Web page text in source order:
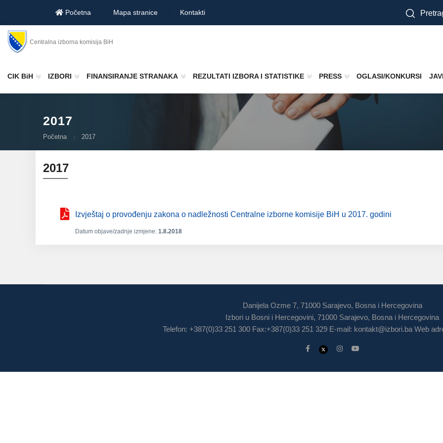
Početna Mapa stranice Kontakti
Centralna izborna komisija BiH
CIK BiH IZBORI FINANSIRANJE STRANAKA REZULTATI IZBORA I STATISTIKE PRESS OGLASI/KONKURSI
2017
Početna 2017
2017
Izvještaj o provođenju zakona o nadležnosti Centralne izborne komisije BiH u 2017. godini
Datum objave/zadnje izmjene: 1.8.2018
Danijela Ozme 7, 71000 Sarajevo, Bosna i Hercegovina
Izbori u Bosni i Hercegovini, 71000 Sarajevo, Bosna i Hercegovina
Telefon: +387(0)33 251 300 Fax:+387(0)33 251 329 E-mail: kontakt@izbori.baWeb